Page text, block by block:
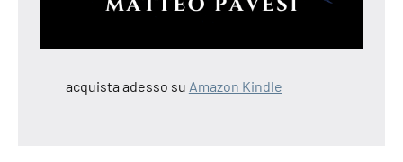
acquista adesso su Amazon Kindle